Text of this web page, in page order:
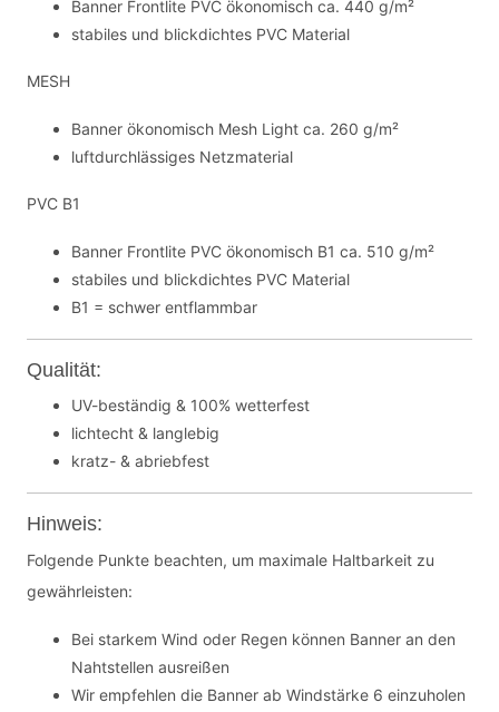
Banner Frontlite PVC ökonomisch ca. 440 g/m²
stabiles und blickdichtes PVC Material
MESH
Banner ökonomisch Mesh Light ca. 260 g/m²
luftdurchlässiges Netzmaterial
PVC B1
Banner Frontlite PVC ökonomisch B1 ca. 510 g/m²
stabiles und blickdichtes PVC Material
B1 = schwer entflammbar
Qualität:
UV-beständig & 100% wetterfest
lichtecht & langlebig
kratz- & abriebfest
Hinweis:
Folgende Punkte beachten, um maximale Haltbarkeit zu
gewährleisten:
Bei starkem Wind oder Regen können Banner an den
Nahtstellen ausreißen
Wir empfehlen die Banner ab Windstärke 6 einzuholen